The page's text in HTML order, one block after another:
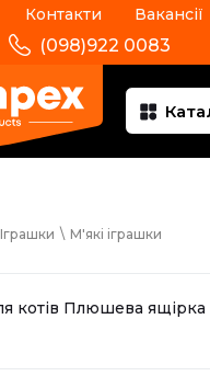
Контакти Вакансії
(098)922 0083
Іграшки \ М'які іграшки